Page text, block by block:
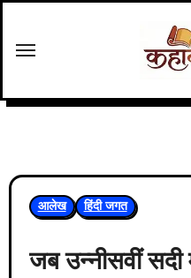
content
आलेख हिंदी जगत
जब उन्नीसवीं